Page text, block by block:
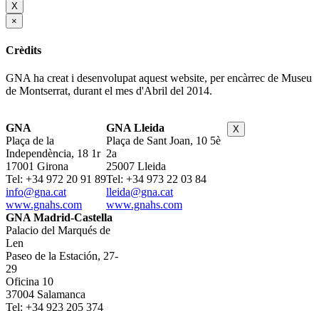
X
×
Crèdits
GNA ha creat i desenvolupat aquest website, per encàrrec de Museu
de Montserrat, durant el mes d'Abril del 2014.
GNA
Plaça de la
Independència, 18 1r
17001 Girona
Tel: +34 972 20 91 89
info@gna.cat
www.gnahs.com
GNA Lleida
Plaça de Sant Joan, 10 5è
2a
25007 Lleida
Tel: +34 973 22 03 84
lleida@gna.cat
www.gnahs.com
GNA Madrid-Castella
Palacio del Marqués de
Len
Paseo de la Estación, 27-
29
Oficina 10
37004 Salamanca
Tel: +34 923 205 374
X